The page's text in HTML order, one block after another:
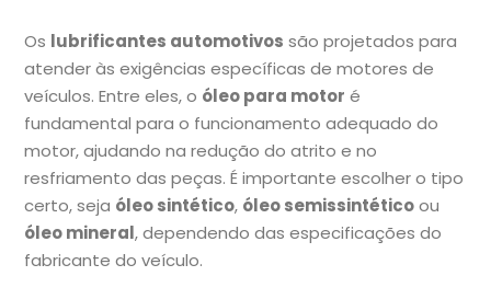
Os lubrificantes automotivos são projetados para
atender às exigências específicas de motores de
veículos. Entre eles, o óleo para motor é
fundamental para o funcionamento adequado do
motor, ajudando na redução do atrito e no
resfriamento das peças. É importante escolher o tipo
certo, seja óleo sintético, óleo semissintéticoou
óleo mineral, dependendo das especificações do
fabricante do veículo.